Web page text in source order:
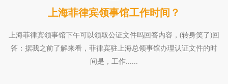
上海菲律宾领事馆工作时间？
上海菲律宾领事馆下午可以领取公证文件吗回答内容，(转身笑了)回
答：据我之前了解来看，菲律宾驻上海总领事馆办理认证文件的时
间是，工作......